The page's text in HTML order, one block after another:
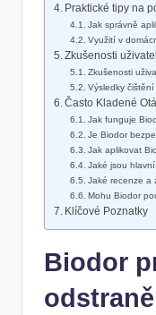
Praktické tipy na
Jak správně
Využití v
Zkušenosti
Zkušenosti
Výsledky čištění
Často Kladené
Jak funguje
Je Biodor
Jak aplikovat
Jaké jsou
Jaké recenze a
Mohu Biodor
Klíčové Poznatky
Biodor